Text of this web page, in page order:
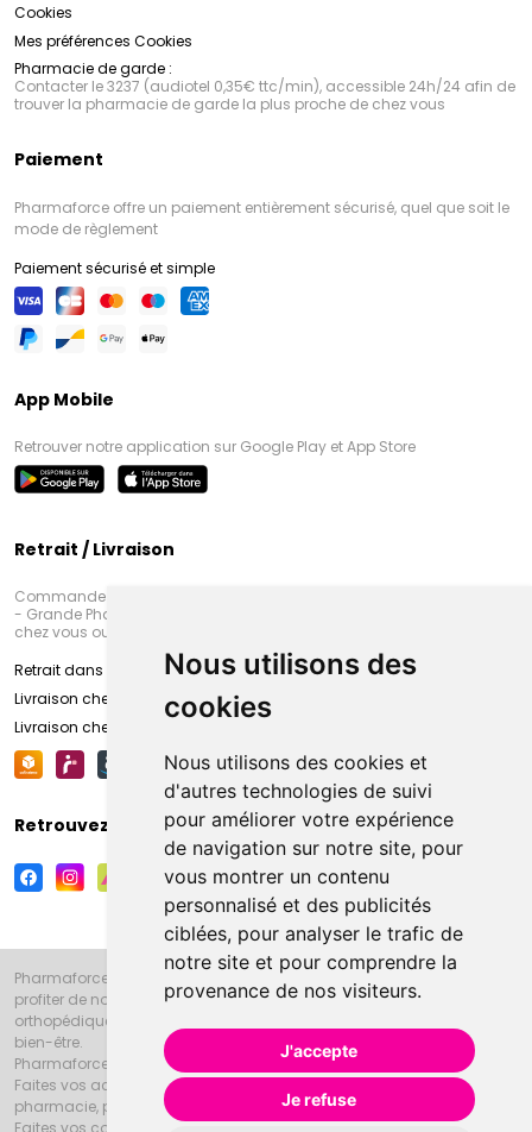
Nous utilisons des
cookies
Nous utilisons des cookies et
d'autres technologies de suivi
pour améliorer votre expérience
de navigation sur notre site, pour
vous montrer un contenu
personnalisé et des publicités
ciblées, pour analyser le trafic de
notre site et pour comprendre la
provenance de nos visiteurs.
J'accepte
Je refuse
Cookies
Mes préférences Cookies
Pharmacie de garde :
Contacter le 3237 (audiotel 0,35€ ttc/min), accessible 24h/24 afin de
trouver la pharmacie de garde la plus proche de chez vous
Paiement
Pharmaforce offre un paiement entièrement sécurisé, quel que soit le
mode de règlement
Paiement sécurisé et simple
App Mobile
Retrouver notre application sur Google Play et App Store
Retrait / Livraison
Commandez en ligne et venez chercher votre commande à Amiens
- Grande Pharmacie d’Amiens (Fachon) ou recevez-là rapidement
chez vous ou en point retrait
Retrait dans la pharmacie d’Amiens
Livraison chez vous
Livraison chez votre commerçant
Retrouvez-nous sur vos réseaux sociaux
Pharmaforce.fr et la Grande Pharmacie d’Amiens vous souhaitent de
profiter de notre accueil, de nos conseils pharmaceutiques,
orthopédiques, homéopathiques, parapharmaceutiques, beauté et
bien-être.
Pharmaforce.fr est le site internet de la Grande Pharmacie d’Amiens.
Faites vos achats en ligne grâce à un choix de 20000 références en
pharmacie, parapharmacie, diététique et animaux (vétérinaire).
Faites vos courses de pharmacie et parapharmacie en ligne et venez